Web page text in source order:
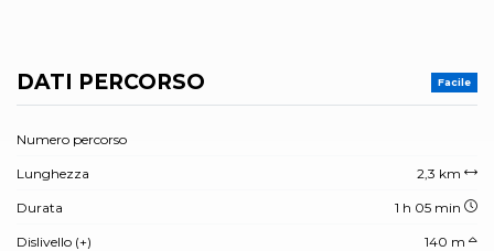
DATI PERCORSO Facile
Numero percorso
Lunghezza 2,3 km
Durata 1 h 05 min
Dislivello (+) 140 m